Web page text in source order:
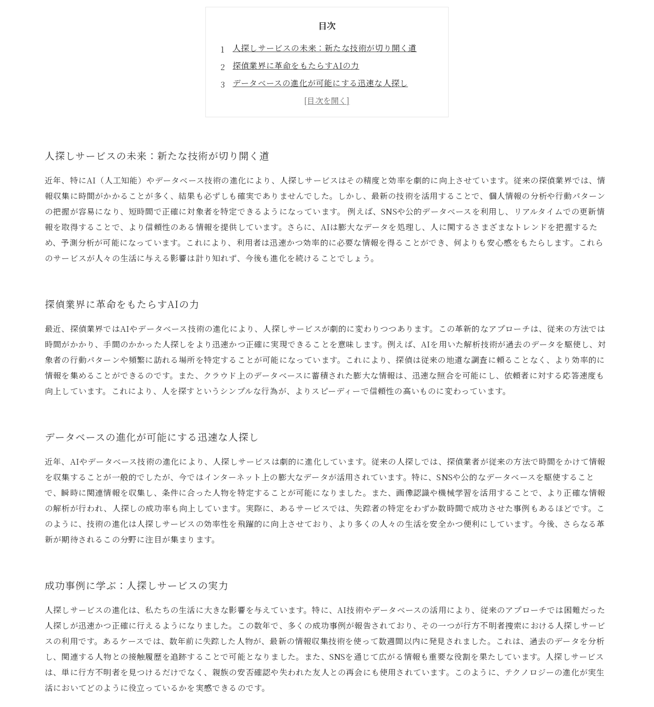
目次
人探しサービスの未来：新たな技術が切り開く道
探偵業界に革命をもたらすAIの力
データベースの進化が可能にする迅速な人探し
成功事例に学ぶ：人探しサービスの実力
人探しサービスの普及がもたらす社会への影響
未来を見据えて：人探しサービスが拓く新しい可能性
人探しサービスの未来：新たな技術が切り開く道
近年、特にAI（人工知能）やデータベース技術の進化により、人探しサービスはその精度と効率を劇的に向上させています。従来の探偵業界では、情
報収集に時間がかかることが多く、結果も必ずしも確実でありませんでした。しかし、最新の技術を活用することで、個人情報の分析や行動パターン
の把握が容易になり、短時間で正確に対象者を特定できるようになっています。 例えば、SNSや公的データベースを利用し、リアルタイムでの更新情
報を取得することで、より信頼性のある情報を提供しています。さらに、AIは膨大なデータを処理し、人に関するさまざまなトレンドを把握するた
め、予測分析が可能になっています。これにより、利用者は迅速かつ効率的に必要な情報を得ることができ、何よりも安心感をもたらします。これら
のサービスが人々の生活に与える影響は計り知れず、今後も進化を続けることでしょう。
探偵業界に革命をもたらすAIの力
最近、探偵業界ではAIやデータベース技術の進化により、人探しサービスが劇的に変わりつつあります。この革新的なアプローチは、従来の方法では
時間がかかり、手間のかかった人探しをより迅速かつ正確に実現できることを意味します。例えば、AIを用いた解析技術が過去のデータを駆使し、対
象者の行動パターンや頻繁に訪れる場所を特定することが可能になっています。これにより、探偵は従来の地道な調査に頼ることなく、より効率的に
情報を集めることができるのです。また、クラウド上のデータベースに蓄積された膨大な情報は、迅速な照合を可能にし、依頼者に対する応答速度も
向上しています。これにより、人を探すというシンプルな行為が、よりスピーディーで信頼性の高いものに変わっています。
データベースの進化が可能にする迅速な人探し
近年、AIやデータベース技術の進化により、人探しサービスは劇的に進化しています。従来の人探しでは、探偵業者が従来の方法で時間をかけて情報
を収集することが一般的でしたが、今ではインターネット上の膨大なデータが活用されています。特に、SNSや公的なデータベースを駆使すること
で、瞬時に関連情報を収集し、条件に合った人物を特定することが可能になりました。また、画像認識や機械学習を活用することで、より正確な情報
の解析が行われ、人探しの成功率も向上しています。実際に、あるサービスでは、失踪者の特定をわずか数時間で成功させた事例もあるほどです。こ
のように、技術の進化は人探しサービスの効率性を飛躍的に向上させており、より多くの人々の生活を安全かつ便利にしています。今後、さらなる革
新が期待されるこの分野に注目が集まります。
成功事例に学ぶ：人探しサービスの実力
人探しサービスの進化は、私たちの生活に大きな影響を与えています。特に、AI技術やデータベースの活用により、従来のアプローチでは困難だった
人探しが迅速かつ正確に行えるようになりました。この数年で、多くの成功事例が報告されており、その一つが行方不明者捜索における人探しサービ
スの利用です。あるケースでは、数年前に失踪した人物が、最新の情報収集技術を使って数週間以内に発見されました。これは、過去のデータを分析
し、関連する人物との接触履歴を追跡することで可能となりました。また、SNSを通じて広がる情報も重要な役割を果たしています。人探しサービス
は、単に行方不明者を見つけるだけでなく、親族の安否確認や失われた友人との再会にも使用されています。このように、テクノロジーの進化が実生
活においてどのように役立っているかを実感できるのです。